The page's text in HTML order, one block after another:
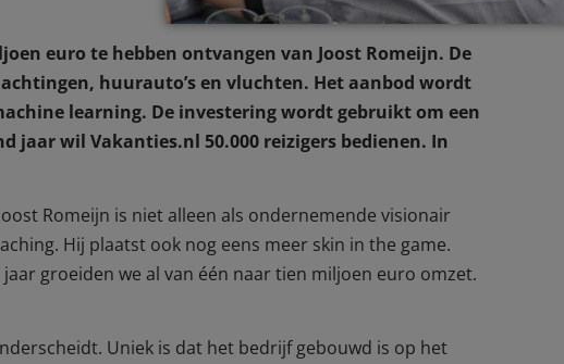
euro te hebben ontvangen van Joost Romeijn. De
huurauto’s en vluchten. Het aanbod wordt
learning. De investering wordt gebruikt om een
wil Vakanties.nl 50.000 reizigers bedienen. In
Romeijn is niet alleen als ondernemende visionair
Hij plaatst ook nog eens meer skin in the game.
groeiden we al van één naar tien miljoen euro omzet.
Uniek is dat het bedrijf gebouwd is op het